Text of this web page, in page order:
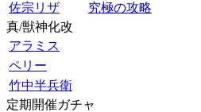
佐宗リザ
究極の攻略
真/獣神化改
アラミス
ペリー
竹中半兵衛
定期開催ガチャ